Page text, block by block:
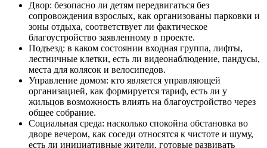
Двор: безопасно ли детям передвигаться без
сопровождения взрослых, как организованы парковки и
зоны отдыха, соответствует ли фактическое
благоустройство заявленному в проекте.
Подъезд: в каком состоянии входная группа, лифты,
лестничные клетки, есть ли видеонаблюдение, пандусы,
места для колясок и велосипедов.
Управление домом: кто является управляющей
организацией, как формируется тариф, есть ли у
жильцов возможность влиять на благоустройство через
общее собрание.
Социальная среда: насколько спокойна обстановка во
дворе вечером, как соседи относятся к чистоте и шуму,
есть ли инициативные жители, готовые развивать